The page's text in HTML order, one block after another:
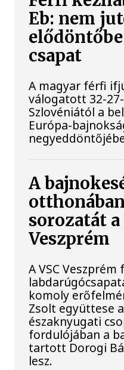
Eb: nem
csapat
A magyar férfi
válogatott 32-
Szlovéniától a
Európa-
A
sorozatát a
Veszprém
A VSC Veszprém
komoly
Zsolt együttese
északnyugati
fordulójában a
tartott Dorogi
lesz.